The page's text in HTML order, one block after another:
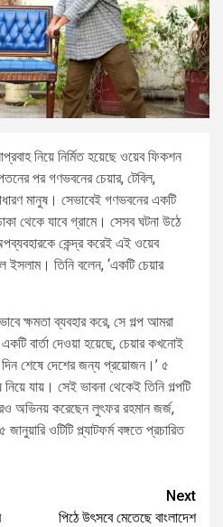
নিয়ে নির্মিত হয়েছে ওয়েব ফিকশন
পর গণভবনের চেয়ার, টেবিল,
মানুষ। সেভাবেই গণভবনের একটি
থেকে যাবে গ্রামে। সেসব ঘটনা উঠে
কেন্দ্র করেই এই ওয়েব
ইসলাম। তিনি বলেন, ‘একটি চেয়ার
ক্ষমতা ব্যবহার করে, সে গল্প আমরা
বার্তা দেওয়া হয়েছে, চেয়ার কখনোই
দিন শেষে দেশের জন্য প্রয়োজন।’ ৫
যায়। সেই ভাবনা থেকেই তিনি গল্পটি
অভিনয় করেছেন লুৎফর রহমান জর্জ,
ওটিটি প্ল্যাটফর্ম বঙ্গতে প্রচারিত
Next
পিঠে উৎসবে মেতেছে বাংলাদেশ